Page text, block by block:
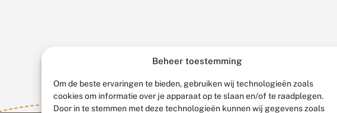
Beheer toestemming
Om de beste ervaringen te bieden, gebruiken wij technologieën zoals
cookies om informatie over je apparaat op te slaan en/of te raadplegen.
Door in te stemmen met deze technologieën kunnen wij gegevens zoals